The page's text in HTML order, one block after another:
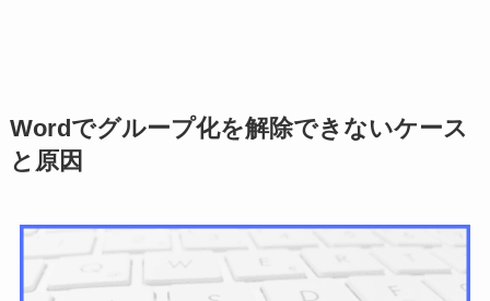
Wordでグループ化を解除できないケース
と原因